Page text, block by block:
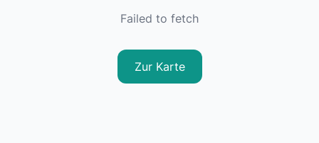
Failed to fetch
Zur Karte